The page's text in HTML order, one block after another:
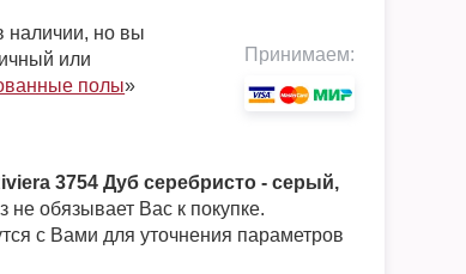
наличии, но вы
или
полы»
Принимаем:
3754 Дуб серебристо - серый,
не обязывает Вас к покупке.
с Вами для уточнения параметров